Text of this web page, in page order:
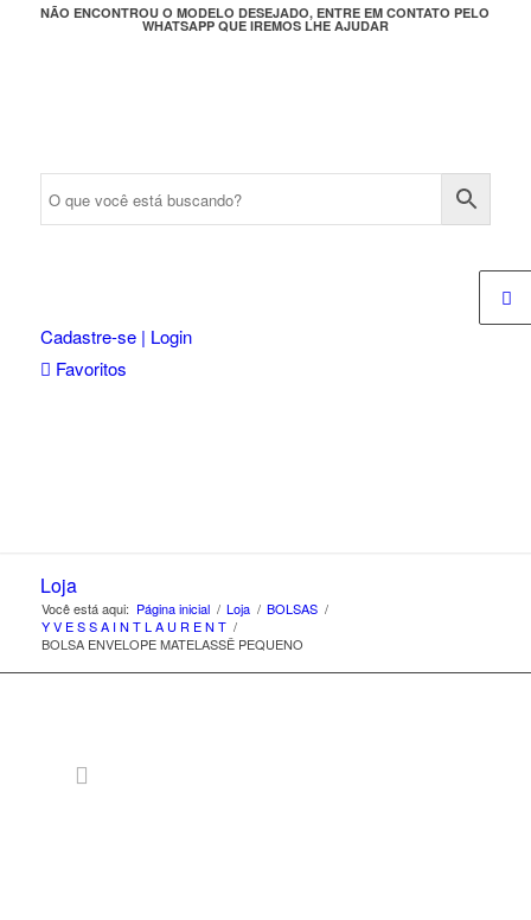
NÃO ENCONTROU O MODELO DESEJADO, ENTRE EM CONTATO PELO
WHATSAPP QUE IREMOS LHE AJUDAR
Cadastre-se | Login
Favoritos
Loja
Você está aqui: Página inicial / Loja / BOLSAS /
Y V E S S A I N T L A U R E N T /
BOLSA ENVELOPE MATELASSÊ PEQUENO